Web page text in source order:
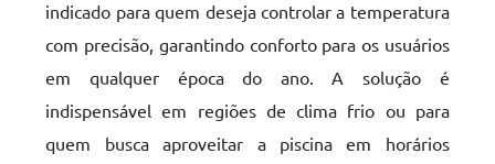
indicado para quem deseja controlar a temperatura
com precisão, garantindo conforto para os usuários
em qualquer época do ano. A solução é
indispensável em regiões de clima frio ou para
quem busca aproveitar a piscina em horários